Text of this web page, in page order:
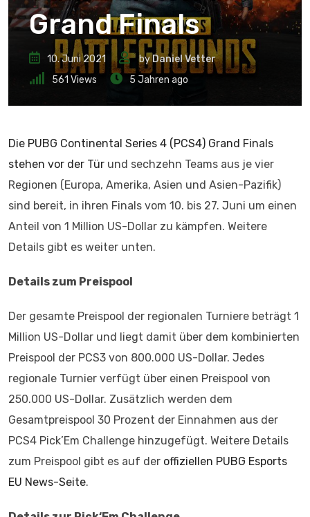
Grand Finals
10. Juni 2021 byDaniel Vetter
561 Views 5 Jahren ago
Die PUBG Continental Series 4 (PCS4) Grand Finals
stehen vor der Tür und sechzehn Teams aus je vier
Regionen (Europa, Amerika, Asien und Asien-Pazifik)
sind bereit, in ihren Finals vom 10. bis 27. Juni um einen
Anteil von 1 Million US-Dollar zu kämpfen. Weitere
Details gibt es weiter unten.
Details zum Preispool
Der gesamte Preispool der regionalen Turniere beträgt 1
Million US-Dollar und liegt damit über dem kombinierten
Preispool der PCS3 von 800.000 US-Dollar. Jedes
regionale Turnier verfügt über einen Preispool von
250.000 US-Dollar. Zusätzlich werden dem
Gesamtpreispool 30 Prozent der Einnahmen aus der
PCS4 Pick’Em Challenge hinzugefügt. Weitere Details
zum Preispool gibt es auf der offiziellen PUBG Esports
EU News-Seite.